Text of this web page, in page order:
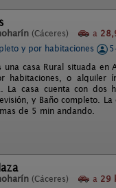
(Cáceres) a
y por habitaciones
una casa Rural situada en
habitaciones, o alquiler
La casa cuenta con dos
y Baño completo.
de 5 min andando.
(Cáceres) a 29